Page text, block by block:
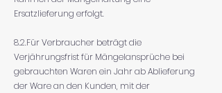
Ersatzlieferung erfolgt.
8.2.Für Verbraucher beträgt die
Verjährungsfrist für Mängelansprüche bei
gebrauchten Waren ein Jahr ab Ablieferung
der Ware an den Kunden, mit der